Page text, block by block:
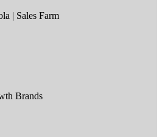
| Sales Farm
Brands